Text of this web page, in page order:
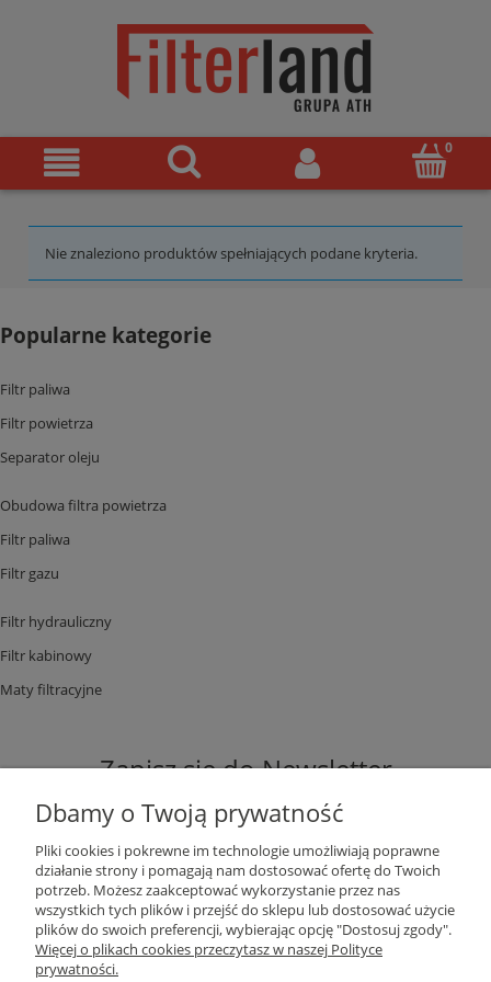
Nie znaleziono produktów spełniających podane kryteria.
Popularne kategorie
Filtr paliwa
Filtr powietrza
Separator oleju
Obudowa filtra powietrza
Filtr paliwa
Filtr gazu
Filtr hydrauliczny
Filtr kabinowy
Maty filtracyjne
Zapisz się do Newsletter
ZAPISZ SIĘ
Dbamy o Twoją prywatność
Pliki cookies i pokrewne im technologie umożliwiają poprawne
działanie strony i pomagają nam dostosować ofertę do Twoich
potrzeb. Możesz zaakceptować wykorzystanie przez nas
wszystkich tych plików i przejść do sklepu lub dostosować użycie
plików do swoich preferencji, wybierając opcję "Dostosuj zgody".
Więcej o plikach cookies przeczytasz w naszej Polityce
prywatności.